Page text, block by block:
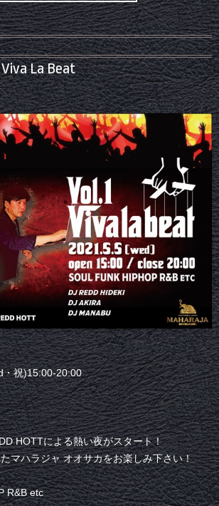
La Beat
・祝)15:00-20:00
HOTTによる熱い夜がスタート！
マハラジャ オオサカをお楽しみ下さい！
R&B etc